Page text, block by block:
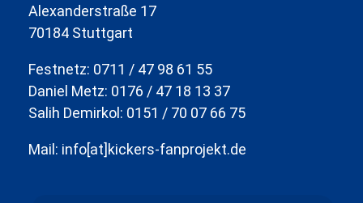
Alexanderstraße 17
70184 Stuttgart
Festnetz: 0711 / 47 98 61 55
Daniel Metz: 0176 / 47 18 13 37
Salih Demirkol: 0151 / 70 07 66 75
Mail: info[at]kickers-fanprojekt.de